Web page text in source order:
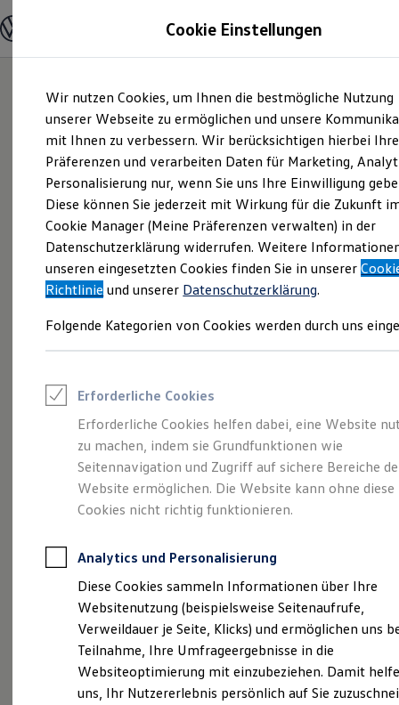
Hauptinhalt
springen
Footer
springen
Modelle und Konfigurator
Modelle vergleichen
Elektroautos
ENERGY Sondermodelle
Nutzfahrzeuge
SUV und CUV
Familienautos
Kombis
Kompaktwagen
Sportwagen
Schnell verfügbare Fahrzeuge
Angebote und Produkte
Aktuelle Angebote
E-Auto-Förderung
Volkswagen Marktplatz
Junge Gebrauchtwagen und Gebrauchtwagen
Saisonangebote
Leasing
Leasing-Angebote
Gebrauchtwagen Leasing
Junge Gebrauchtwagen-Leasing
Elektroauto Leasing
Kleinwagen-Leasing
Leasing ohne Anzahlung
Autokredit mit Schlussrate
Versicherungen und Garantien
Kfz-Versicherung
Restschuldversicherungen
Garantien
Wartungsverträge
Geschäftskunden
Professional Class bei Volkswagen
Großkunden
Behörden
So geht neu.
Entdecken Sie jetzt
den neuen ID.3 Neo!
Cookie Einstellungen
Wir nutzen Cookies, um Ihnen die bestmögliche Nutzung
unserer Webseite zu ermöglichen und unsere
mit Ihnen zu verbessern. Wir berücksichtigen hierbei Ihre
Präferenzen und verarbeiten Daten für Marketing,
Personalisierung nur, wenn Sie uns Ihre Einwilligung
Diese können Sie jederzeit mit Wirkung für die Zukunft
Cookie Manager (Meine Präferenzen verwalten) in der
Datenschutzerklärung widerrufen. Weitere
unseren eingesetzten Cookies finden Sie in unserer
Richtlinie und unserer Datenschutzerklärung.
Folgende Kategorien von Cookies werden durch uns
Erforderliche Cookies
Erforderliche Cookies helfen dabei, eine Website
zu machen, indem sie Grundfunktionen wie
Seitennavigation und Zugriff auf sichere Bereiche
Website ermöglichen. Die Website kann ohne diese
Cookies nicht richtig funktionieren.
Analytics und Personalisierung
Diese Cookies sammeln Informationen über Ihre
Websitenutzung (beispielsweise Seitenaufrufe,
Verweildauer je Seite, Klicks) und ermöglichen uns
Teilnahme, Ihre Umfrageergebnisse in die
Websiteoptimierung mit einzubeziehen. Damit
uns, Ihr Nutzererlebnis persönlich auf Sie